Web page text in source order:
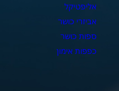
אליפטיקל
אביזרי כושר
ספות כושר
כפפות אימון